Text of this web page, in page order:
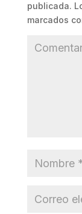
publicada.
marcados